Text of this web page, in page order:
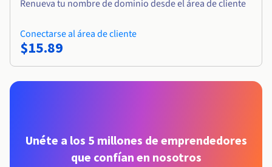
Renueva tu nombre de dominio desde el área de cliente
Conectarse al área de cliente
$15.89
Unéte a los 5 millones de emprendedores
que confían en nosotros